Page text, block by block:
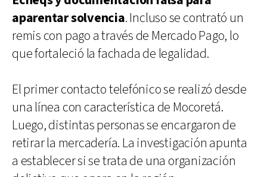
aparentar solvencia. Incluso se contrató un
remis con pago a través de Mercado Pago, lo
que fortaleció la fachada de legalidad.
El primer contacto telefónico se realizó desde
una línea con característica de Mocoretá.
Luego, distintas personas se encargaron de
retirar la mercadería. La investigación apunta
a establecer si se trata de una organización